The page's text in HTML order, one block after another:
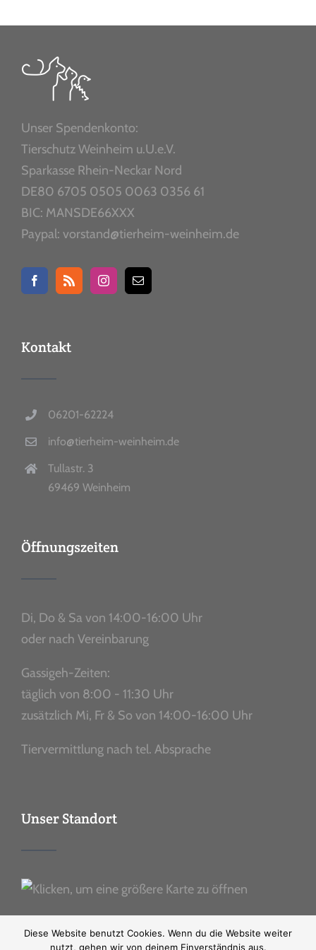
Unser Spendenkonto:
Tierschutz Weinheim u.U.e.V.
Sparkasse Rhein-Neckar Nord
DE80 6705 0505 0063 0356 61
BIC: MANSDE66XXX
Paypal: vorstand@tierheim-weinheim.de
Kontakt
06201-62224
info@tierheim-weinheim.de
Tullastr. 3
69469 Weinheim
Öffnungszeiten
Di, Do & Sa von 14:00-16:00 Uhr
oder nach Vereinbarung
Gassigeh-Zeiten:
täglich von 8:00 - 11:30 Uhr
zusätzlich Mi, Fr & So von 14:00-16:00 Uhr
Tiervermittlung nach tel. Absprache
Unser Standort
Diese Website benutzt Cookies. Wenn du die Website weiter
nutzt, gehen wir von deinem Einverständnis aus.